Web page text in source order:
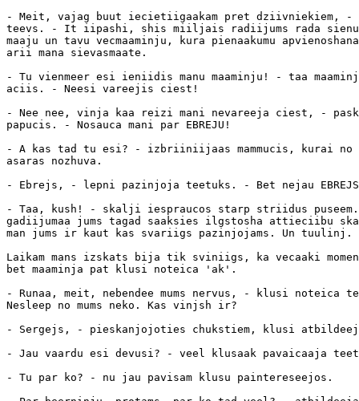
- Meit, vajag buut iecietiigaakam pret dziivniekiem,
teevs. - It iipashi, shis miiljais radiijums rada sienu
maaju un tavu vecmaaminju, kura pienaakumu
arii mana sievasmaate.
- Tu vienmeer esi ieniidis manu maaminju! - taa
aciis. - Neesi vareejis ciest!
- Nee nee, vinja kaa reizi mani nevareeja ciest, -
papucis. - Nosauca mani par EBREJU!
- A kas tad tu esi? - izbriiniijaas mammucis, kurai
asaras nozhuva.
- Ebrejs, - lepni pazinjoja teetuks. - Bet nejau
- Taa, kush! - skalji iespraucos starp striidus
gadiijumaa jums tagad saaksies ilgstosha attieciibu
man jums ir kaut kas svariigs pazinjojams. Un tuulinj.
Laikam mans izskats bija tik sviniigs, ka vecaaki
bet maaminja pat klusi noteica 'ak'.
- Runaa, meit, nebendee mums nervus, - klusi noteica
Nesleep no mums neko. Kas vinjsh ir?
- Sergejs, - pieskanjojoties chukstiem, klusi
- Jau vaardu esi devusi? - veel klusaak pavaicaaja
- Tu par ko? - nu jau pavisam klusu paintereseejos.